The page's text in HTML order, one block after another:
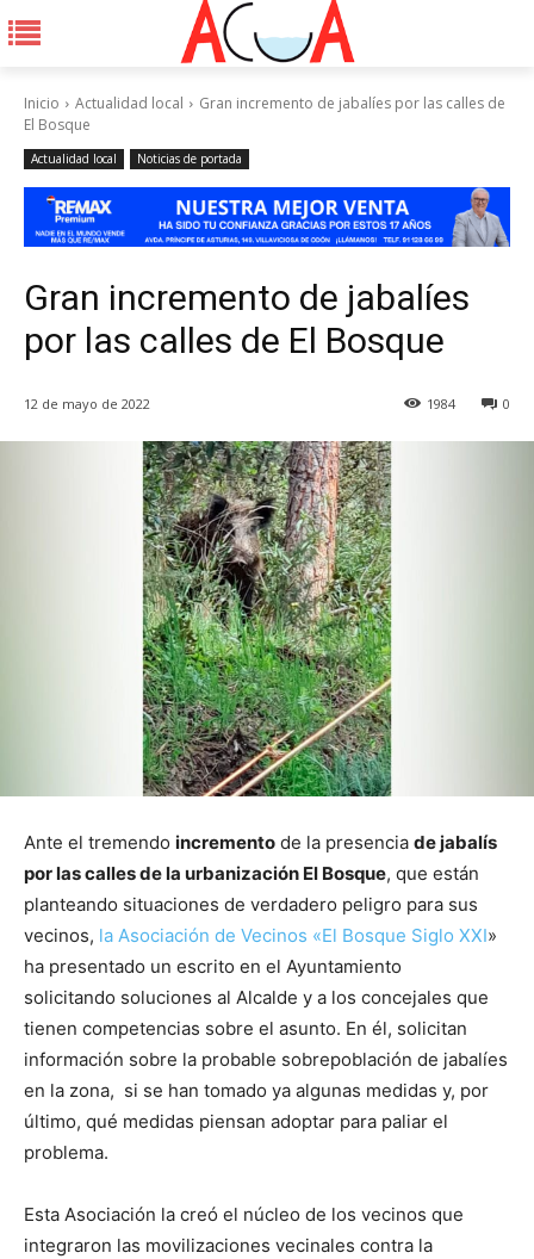
Inicio Actualidad local
Gran incremento de jabalíes por las calles de
El Bosque
Actualidad local Noticias de portada
Gran incremento de jabalíes
por las calles de El Bosque
12 de mayo de 2022 0
1984
Ante el tremendo incremento de la presencia de jabalís
por las calles de la urbanización El Bosque, que están
planteando situaciones de verdadero peligro para sus
vecinos, la Asociación de Vecinos «El Bosque Siglo XXI»
ha presentado un escrito en el Ayuntamiento
solicitando soluciones al Alcalde y a los concejales que
tienen competencias sobre el asunto. En él, solicitan
información sobre la probable sobrepoblación de jabalíes
en la zona, si se han tomado ya algunas medidas y, por
último, qué medidas piensan adoptar para paliar el
problema.
Esta Asociación la creó el núcleo de los vecinos que
integraron las movilizaciones vecinales contra la